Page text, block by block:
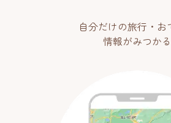
自分だけの旅行・お
情報がみつかる